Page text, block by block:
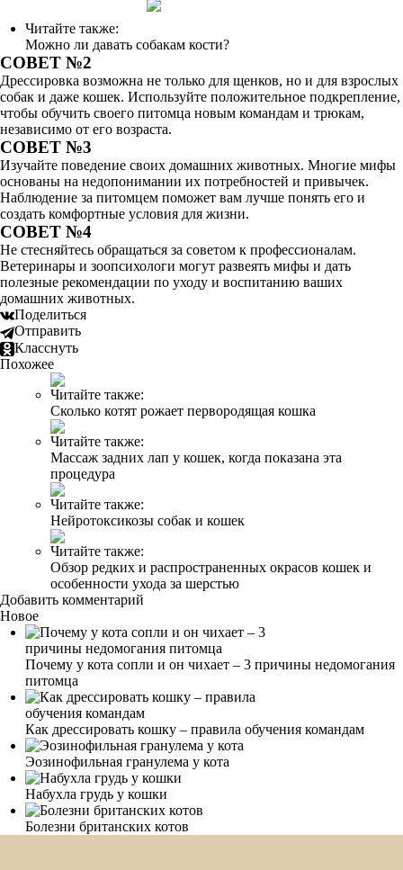
Читайте также:
Можно ли давать собакам кости?
СОВЕТ №2
Дрессировка возможна не только для щенков, но и для взрослых
собак и даже кошек. Используйте положительное подкрепление,
чтобы обучить своего питомца новым командам и трюкам,
независимо от его возраста.
СОВЕТ №3
Изучайте поведение своих домашних животных. Многие мифы
основаны на недопонимании их потребностей и привычек.
Наблюдение за питомцем поможет вам лучше понять его и
создать комфортные условия для жизни.
СОВЕТ №4
Не стесняйтесь обращаться за советом к профессионалам.
Ветеринары и зоопсихологи могут развеять мифы и дать
полезные рекомендации по уходу и воспитанию ваших
домашних животных.
Поделиться
Отправить
Класснуть
Похожее
Читайте также:
Сколько котят рожает первородящая кошка
Читайте также:
Массаж задних лап у кошек, когда показана эта
процедура
Читайте также:
Нейротоксикозы собак и кошек
Читайте также:
Обзор редких и распространенных окрасов кошек и
особенности ухода за шерстью
Добавить комментарий
Новое
Почему у кота сопли и он чихает – 3 причины недомогания
питомца
Как дрессировать кошку – правила обучения командам
Эозинофильная гранулема у кота
Набухла грудь у кошки
Болезни британских котов